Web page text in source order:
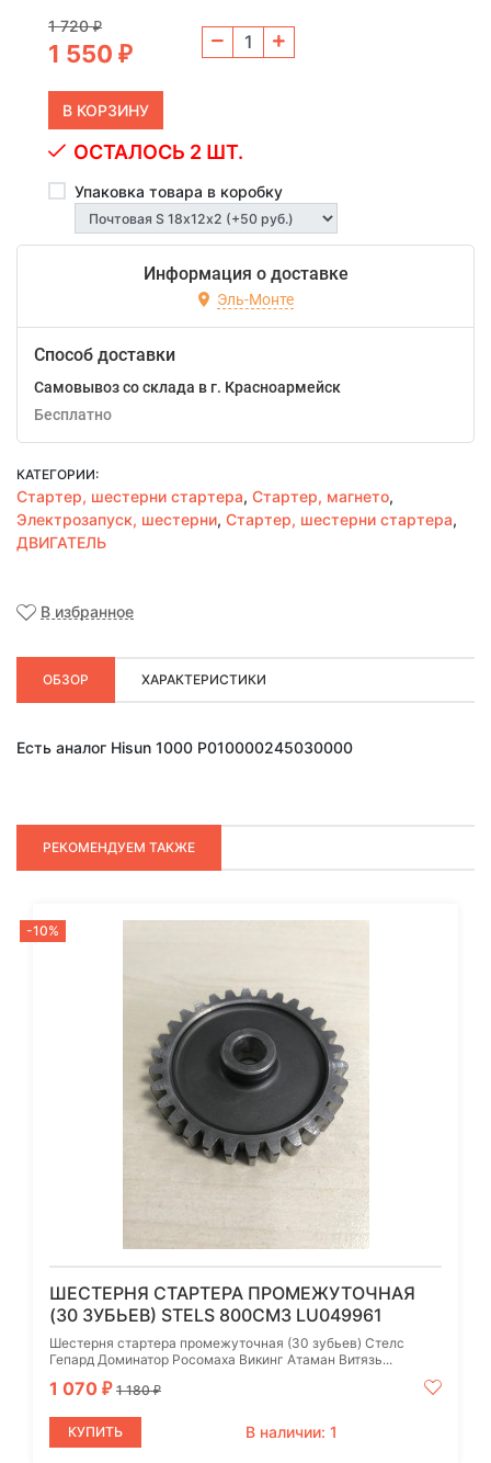
1 720₽
1 550 ₽
ОСТАЛОСЬ 2 ШТ.
Упаковка товара в коробку
Информация о доставке
Эль-Монте
Способ доставки
Самовывоз со склада в г. Красноармейск
Бесплатно
КАТЕГОРИИ:
Стартер, шестерни стартера, Стартер, магнето,
Электрозапуск, шестерни, Стартер, шестерни стартера,
ДВИГАТЕЛЬ
В избранное
ОБЗОР ХАРАКТЕРИСТИКИ
Есть аналог Hisun 1000 P010000245030000
РЕКОМЕНДУЕМ ТАКЖЕ
-10%
ШЕСТЕРНЯ СТАРТЕРА ПРОМЕЖУТОЧНАЯ
(30 ЗУБЬЕВ) STELS 800СМ3 LU049961
Шестерня стартера промежуточная (30 зубьев) Стелс
Гепард Доминатор Росомаха Викинг Атаман Витязь...
1 070 ₽ 1 180₽
КУПИТЬ В наличии: 1